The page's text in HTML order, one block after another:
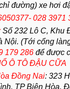
đường) xe hơi
028 3971
Số 232 Lô C, Khu
Nội. (Tới cổng
179 286 để được
Ô TÔ ĐẬU CỮA
Đồng Nai: 323
TP Biên Hòa,